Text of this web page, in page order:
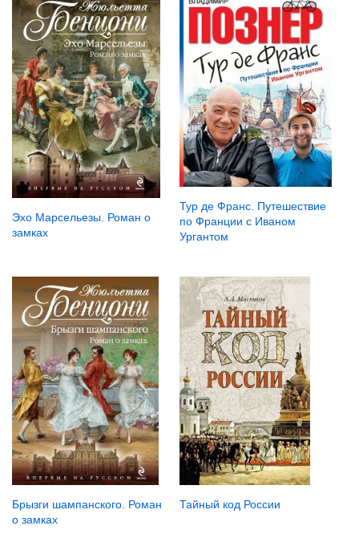
Эхо Марсельезы. Роман о
замках
Тур де Франс. Путешествие
по Франции с Иваном
Ургантом
Брызги шампанского. Роман
о замках
Тайный код России